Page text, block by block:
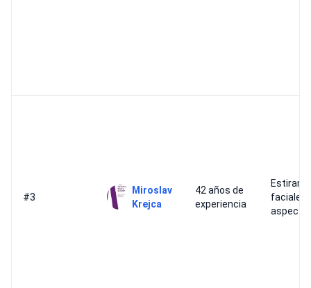
#3
Miroslav
Krejca
42 años de
experiencia
faciales
aspecto